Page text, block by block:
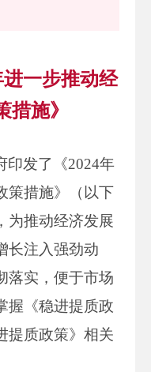
一步推动经
措施》
印发了《2024年
策措施》（以下
为推动经济发展
长注入强劲动
落实，便于市场
握《稳进提质政
提质政策》相关